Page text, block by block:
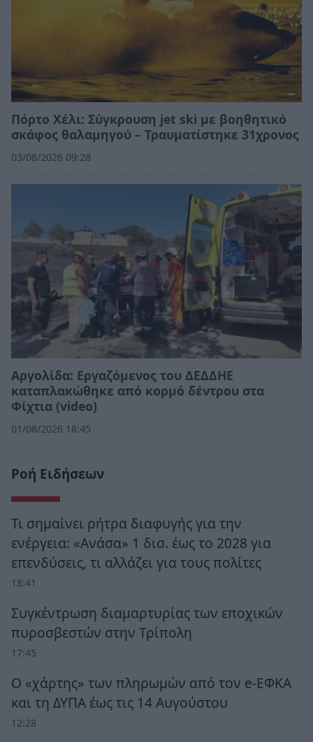
Πόρτο Χέλι: Σύγκρουση jet ski με βοηθητικό
σκάφος θαλαμηγού – Τραυματίστηκε 31χρονος
03/08/2026 09:28
Αργολίδα: Εργαζόμενος του ΔΕΔΔΗΕ
καταπλακώθηκε από κορμό δέντρου στα
Φίχτια (video)
01/08/2026 18:45
Ροή Ειδήσεων
Τι σημαίνει ρήτρα διαφυγής για την
ενέργεια: «Ανάσα» 1 δισ. έως το 2028 για
επενδύσεις, τι αλλάζει για τους πολίτες
18:41
Συγκέντρωση διαμαρτυρίας των εποχικών
πυροσβεστών στην Τρίπολη
17:45
Ο «χάρτης» των πληρωμών από τον e-ΕΦΚΑ
και τη ΔΥΠΑ έως τις 14 Αυγούστου
12:28